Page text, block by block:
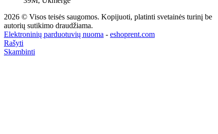
2026 © Visos teisės saugomos. Kopijuoti, platinti svetainės turinį be
autorių sutikimo draudžiama.
Elektroninių parduotuvių nuoma - eshoprent.com
Rašyti
Skambinti